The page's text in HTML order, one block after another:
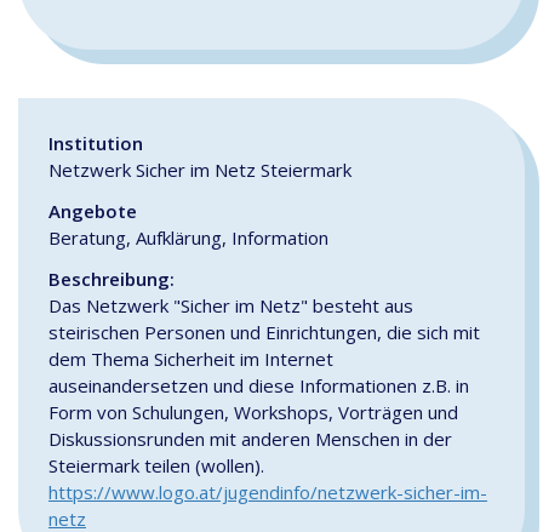
Institution
Netzwerk Sicher im Netz Steiermark
Angebote
Beratung, Aufklärung, Information
Beschreibung:
Das Netzwerk "Sicher im Netz" besteht aus
steirischen Personen und Einrichtungen, die sich mit
dem Thema Sicherheit im Internet
auseinandersetzen und diese Informationen z.B. in
Form von Schulungen, Workshops, Vorträgen und
Diskussionsrunden mit anderen Menschen in der
Steiermark teilen (wollen).
https://www.logo.at/jugendinfo/netzwerk-sicher-im-
netz